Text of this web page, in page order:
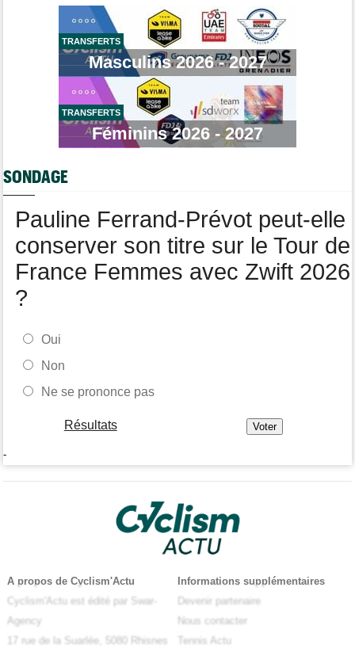
Lorena Wiebes va ramener le maillot vert à Nice !
Tour de Pologne
Stefan Küng la 7e étape, Brenner le général... jackpot pour
Romain Bardet hospitalisé après une chute dans la descente du
Mont Ventoux
Tour de Pologne
Louis Barré, son 1er succès chez les pros : "J'étais déterminé"
Tour de France Femmes
TRANSFERTS
Masculins 2026 - 2027
TRANSFERTS
Féminins 2026 - 2027
SONDAGE
Pauline Ferrand-Prévot peut-elle
conserver son titre sur le Tour de
France Femmes avec Zwift 2026
?
Oui
Non
Ne se prononce pas
Résultats
-
A propos de Cyclism'Actu
Cyclism'Actu est édité par Swar-
Agency
17 rue de la Suarlée, 5080 Rhisnes
Informations supplémentaires
Devenir partenaire
Nous contacter
Tennis Actu